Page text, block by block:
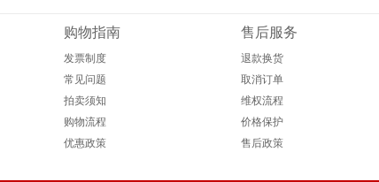
购物指南
发票制度
常见问题
拍卖须知
购物流程
优惠政策
售后服务
退款换货
取消订单
维权流程
价格保护
售后政策